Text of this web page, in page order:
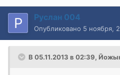
Руслан 004
Опубликовано 5 ноября,
В 05.11.2013 в 02:39,